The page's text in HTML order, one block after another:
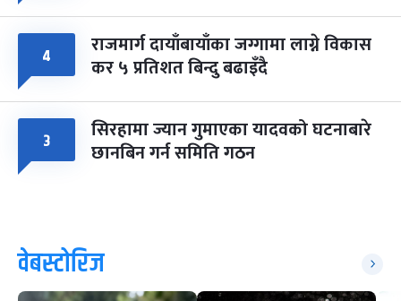
४ राजमार्ग दायाँबायाँका जग्गामा लाग्ने विकास
कर ५ प्रतिशत बिन्दु बढाइँदै
३ सिरहामा ज्यान गुमाएका यादवको घटनाबारे
छानबिन गर्न समिति गठन
वेबस्टोरिज